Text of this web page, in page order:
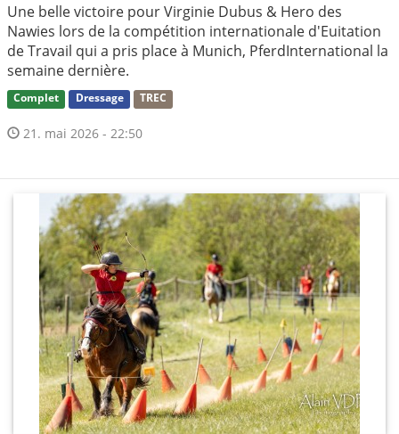
Une belle victoire pour Virginie Dubus & Hero des
Nawies lors de la compétition internationale d'Euitation
de Travail qui a pris place à Munich, PferdInternational la
semaine dernière.
Complet Dressage TREC
21. mai 2026 - 22:50